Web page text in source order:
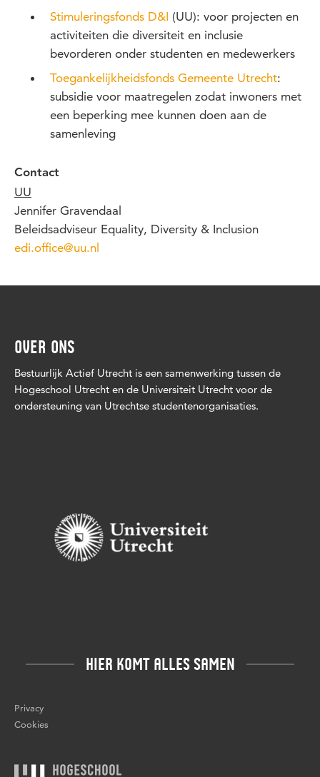
Stimuleringsfonds D&I (UU): voor projecten en
activiteiten die diversiteit en inclusie
bevorderen onder studenten en medewerkers
Toegankelijkheidsfonds Gemeente Utrecht:
subsidie voor maatregelen zodat inwoners met
een beperking mee kunnen doen aan de
samenleving
Contact
UU
Jennifer Gravendaal
Beleidsadviseur Equality, Diversity & Inclusion
edi.office@uu.nl
OVER ONS
Bestuurlijk Actief Utrecht is een samenwerking tussen de
Hogeschool Utrecht en de Universiteit Utrecht voor de
ondersteuning van Utrechtse studentenorganisaties.
HIER KOMT ALLES SAMEN
Privacy
Cookies